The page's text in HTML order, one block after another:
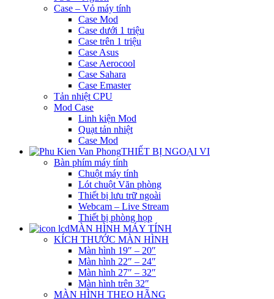
Case – Vỏ máy tính
Case Mod
Case dưới 1 triệu
Case trên 1 triệu
Case Asus
Case Aerocool
Case Sahara
Case Emaster
Tản nhiệt CPU
Mod Case
Linh kiện Mod
Quạt tản nhiệt
Case Mod
THIẾT BỊ NGOẠI VI
Bàn phím máy tính
Chuột máy tính
Lót chuột Văn phòng
Thiết bị lưu trữ ngoài
Webcam – Live Stream
Thiết bị phòng họp
MÀN HÌNH MÁY TÍNH
KÍCH THƯỚC MÀN HÌNH
Màn hình 19″ – 20″
Màn hình 22″ – 24″
Màn hình 27″ – 32″
Màn hình trên 32″
MÀN HÌNH THEO HÃNG